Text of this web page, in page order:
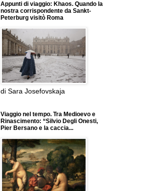
Appunti di viaggio: Khaos. Quando la
nostra corrispondente da Sankt-
Peterburg visitò Roma
di Sara Josefovskaja
Viaggio nel tempo. Tra Medioevo e
Rinascimento: “Silvio Degli Onesti,
Pier Bersano e la caccia...